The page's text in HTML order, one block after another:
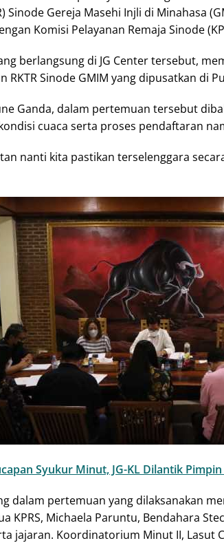
Sinode Gereja Masehi Injli di Minahasa
Komisi Pelayanan Remaja Sinode
berlangsung di JG Center tersebut,
RKTR Sinode GMIM yang dipusatkan di
Ganda, dalam pertemuan tersebut
cuaca serta proses pendaftaran
nanti kita pastikan terselenggara
Syukur Minut, JG-KL Dilantik
dalam pertemuan yang dilaksanakan
KPRS, Michaela Paruntu, Bendahara
jajaran. Koordinatorium Minut II, Lasut